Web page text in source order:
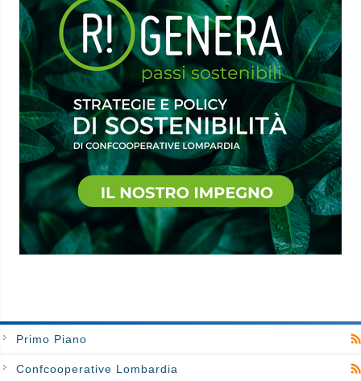
Primo Piano
Confcooperative Lombardia